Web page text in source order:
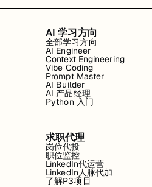
AI 学习方向
全部学习方向
AI Engineer
Context Engineering
Vibe Coding
Prompt Master
AI Builder
AI 产品经理
Python 入门
求职代理
岗位代投
职位监控
LinkedIn代运营
LinkedIn人脉代加
了解P3项目